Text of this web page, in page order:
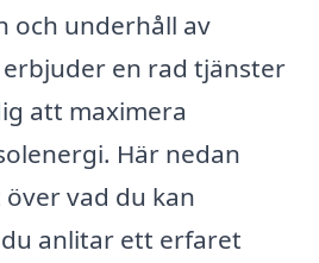
och underhåll av
en rad tjänster
att maximera
Här nedan
vad du kan
anlitar ett erfaret